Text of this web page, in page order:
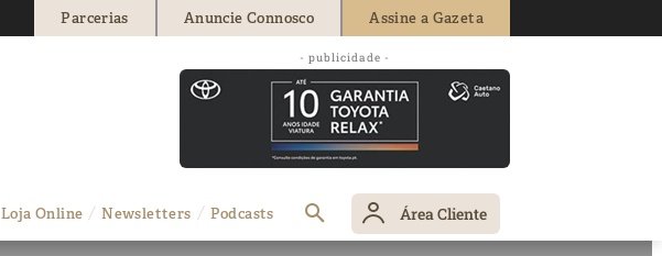
Parcerias Anuncie Connosco Assine a Gazeta
- publicidade -
Loja Online Newsletters Podcasts Área Cliente